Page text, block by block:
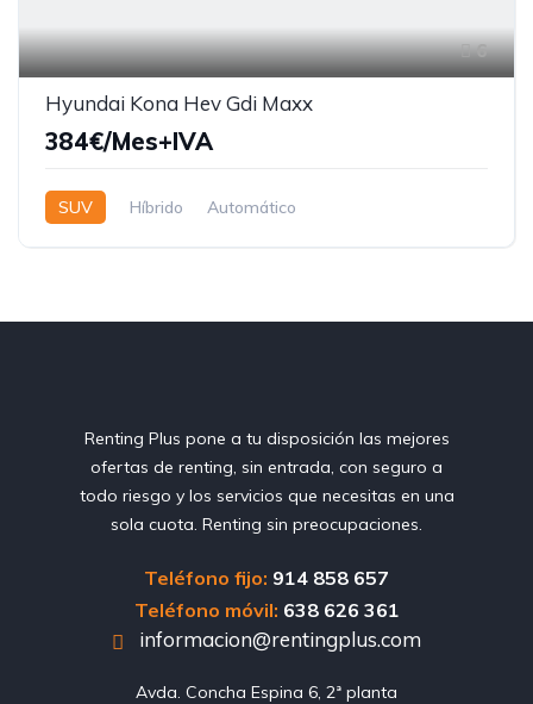
6
Hyundai Kona Hev Gdi Maxx
384€/Mes+IVA
SUV Híbrido Automático
Renting Plus pone a tu disposición las mejores
ofertas de renting, sin entrada, con seguro a
todo riesgo y los servicios que necesitas en una
sola cuota. Renting sin preocupaciones.
Teléfono fijo: 914 858 657
Teléfono móvil: 638 626 361
informacion@rentingplus.com
Avda. Concha Espina 6, 2ª planta